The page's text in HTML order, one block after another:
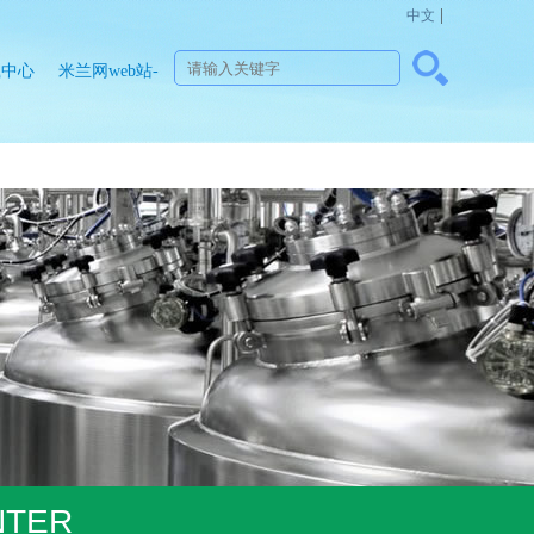
中文
心 米兰网web站-
米兰
MinLan（中